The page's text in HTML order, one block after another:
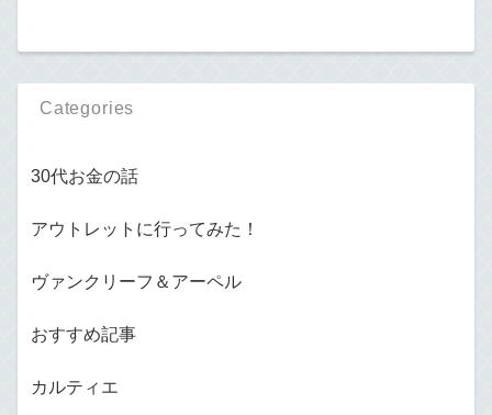
Categories
30代お金の話
アウトレットに行ってみた！
ヴァンクリーフ＆アーペル
おすすめ記事
カルティエ